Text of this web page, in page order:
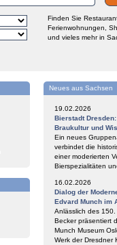
Finden Sie
Ferienwohnungen,
und vieles mehr in
Neues aus Sachsen
19.02.2026
Bierstadt
Braukultur und
Ein neues
verbindet die
einer moderierten
Bierspezialitäten
16.02.2026
Dialog der
Edvard Munch im
Anlässlich des
Becker präsentiert
Munch Museum
Werk der Dresdner